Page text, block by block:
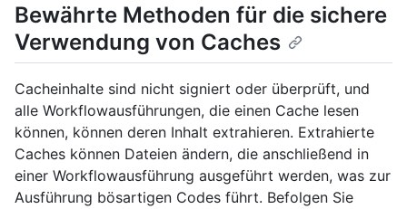
Bewährte Methoden für die sichere
Verwendung von Caches
Cacheinhalte sind nicht signiert oder überprüft, und
alle Workflowausführungen, die einen Cache lesen
können, können deren Inhalt extrahieren. Extrahierte
Caches können Dateien ändern, die anschließend in
einer Workflowausführung ausgeführt werden, was zur
Ausführung bösartigen Codes führt. Befolgen Sie